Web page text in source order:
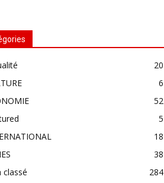
20
6
52
5
18
38
classé
284